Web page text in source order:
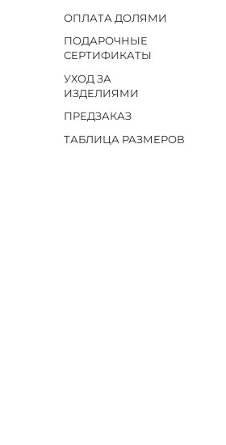
ОПЛАТА ДОЛЯМИ
ПОДАРОЧНЫЕ
СЕРТИФИКАТЫ
УХОД ЗА
ИЗДЕЛИЯМИ
ПРЕДЗАКАЗ
ТАБЛИЦА РАЗМЕРОВ